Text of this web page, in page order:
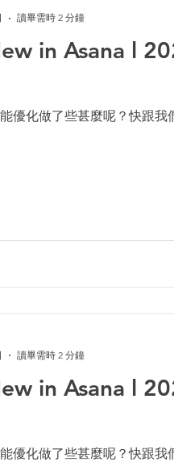
in Asana l
優化做了些甚麼呢？快跟我
讀畢需時 2 分鐘
in Asana l
優化做了些甚麼呢？快跟我
讀畢需時 2 分鐘